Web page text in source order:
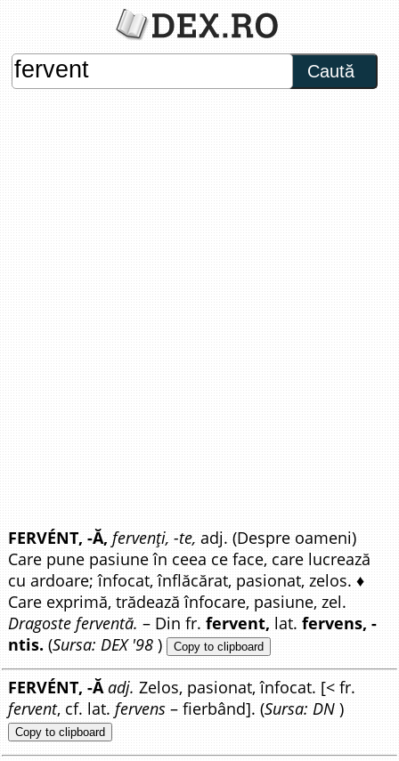
Caută
FERVÉNT, -Ă, fervenți, -te, adj. (Despre oameni)
Care pune pasiune în ceea ce face, care lucrează
cu ardoare; înfocat, înflăcărat, pasionat, zelos. ♦
Care exprimă, trădează înfocare, pasiune, zel.
Dragoste ferventă. – Din fr.fervent, lat.fervens, -
ntis. (Sursa: DEX '98 ) Copy to clipboard
FERVÉNT, -Ă adj. Zelos, pasionat, înfocat. [< fr.
fervent, cf. lat.fervens – fierbând]. (Sursa: DN )
Copy to clipboard